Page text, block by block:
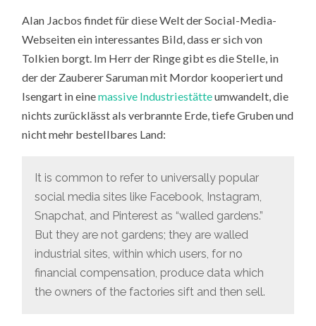
Alan Jacbos findet für diese Welt der Social-Media-
Webseiten ein interessantes Bild, dass er sich von
Tolkien borgt. Im Herr der Ringe gibt es die Stelle, in
der der Zauberer Saruman mit Mordor kooperiert und
Isengart in einemassive Industriestätteumwandelt, die
nichts zurücklässt als verbrannte Erde, tiefe Gruben und
nicht mehr bestellbares Land:
It is common to refer to universally popular
social media sites like Facebook, Instagram,
Snapchat, and Pinterest as “walled gardens.”
But they are not gardens; they are walled
industrial sites, within which users, for no
financial compensation, produce data which
the owners of the factories sift and then sell.